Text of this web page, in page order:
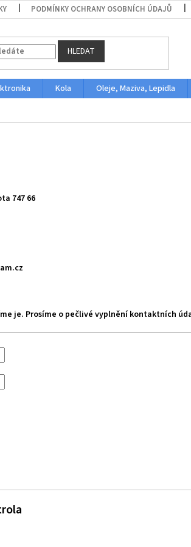
PODMÍNKY OCHRANY OSOBNÍCH ÚDAJŮ
HLEDAT
Kola
Oleje, Maziva, Lepidla
747 66
je. Prosíme o pečlivé vyplnění kontaktních